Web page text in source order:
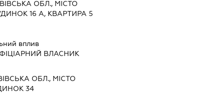
ОБЛ., МІСТО
16 А, КВАРТИРА 5
вплив
ВЛАСНИК
ОБЛ., МІСТО
34